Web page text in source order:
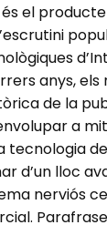
el
anys,
de la
a
tecnologia
d’un lloc
nerviós